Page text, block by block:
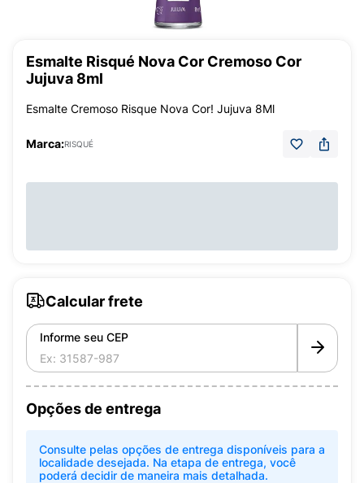
Esmalte Risqué Nova Cor Cremoso Cor
Jujuva 8ml
Esmalte Cremoso Risque Nova Cor! Jujuva 8Ml
Marca:RISQUÉ
Calcular frete
Informe seu CEP
Opções de entrega
Consulte pelas opções de entrega disponíveis para a
localidade desejada. Na etapa de entrega, você
poderá decidir de maneira mais detalhada.